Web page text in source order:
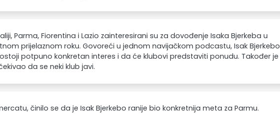
Parma, Fiorentina i Lazio zainteresirani su za dovođenje Isaka Bjerkeba u
prijelaznom roku. Govoreći u jednom navijačkom podcastu, Isak Bjerkebo
potpuno konkretan interes i da će klubovi predstaviti ponudu. Također je
da se neki klub javi.
činilo se da je Isak Bjerkebo ranije bio konkretnija meta za Parmu.